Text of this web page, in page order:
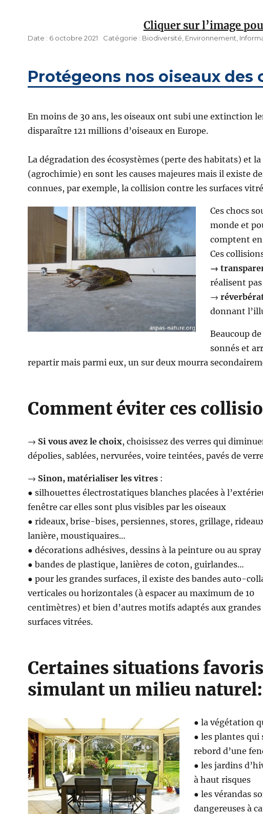
Cliquer sur l’image
Publié
6 octobre 2021 Catégories
Biodiversité Environnement
Protégeons nos oiseaux des
En moins de 30 ans, les oiseaux ont subi une extinction
disparaître 121 millions d’oiseaux en Europe.
La dégradation des écosystèmes (perte des habitats) et
(agrochimie) en sont les causes majeures mais il existe
connues, par exemple, la collision contre les surfaces
Ces chocs
monde et
comptent
Ces
→
réalisent
→
donnant
Beaucoup
sonnés et
repartir mais parmi eux, un sur deux mourra
Comment éviter ces
→ Si vous avez le choix, choisissez des verres qui
dépolies, sablées, nervurées, voire teintées, pavés de
→ Sinon, matérialiser les vitres:
● silhouettes électrostatiques blanches placées à
fenêtre car elles sont plus visibles par les oiseaux
● rideaux, brise-bises, persiennes, stores, grillage,
lanière, moustiquaires…
● décorations adhésives, dessins à la peinture ou au spray
● bandes de plastique, lanières de coton, guirlandes…
● pour les grandes surfaces, il existe des bandes auto-
verticales ou horizontales (à espacer au maximum de 10
centimètres) et bien d’autres motifs adaptés aux grandes
surfaces vitrées.
Certaines situations
simulant un milieu naturel:
● la végétation
● les plantes qui
rebord d’une
● les jardins
à haut risques
● les vérandas
dangereuses à